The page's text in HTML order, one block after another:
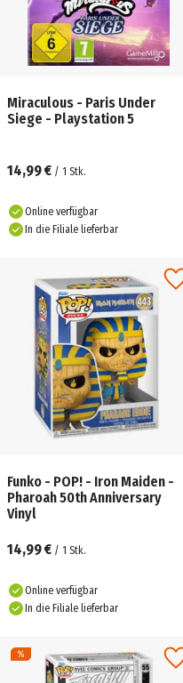
Miraculous - Paris Under
Siege - Playstation 5
14,99 € / 1 Stk.
Online verfügbar
In die Filiale lieferbar
Funko - POP! - Iron Maiden -
Pharoah 50th Anniversary
Vinyl
14,99 € / 1 Stk.
Online verfügbar
In die Filiale lieferbar